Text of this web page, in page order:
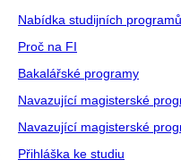
Nabídka studijních programů
Proč na FI
Bakalářské programy
Navazující magisterské
Navazující magisterské
Přihláška ke studiu